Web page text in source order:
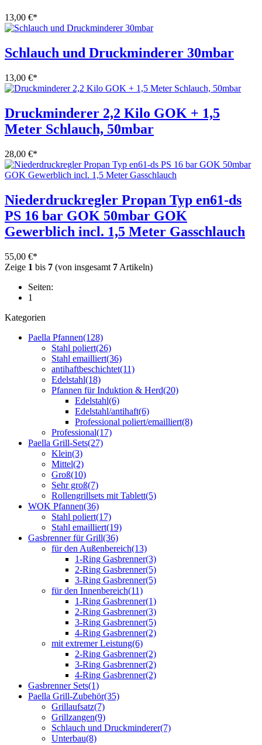
13,00 €*
Schlauch und Druckminderer 30mbar
13,00 €*
Druckminderer 2,2 Kilo GOK + 1,5
Meter Schlauch, 50mbar
28,00 €*
Niederdruckregler Propan Typ en61-ds
PS 16 bar GOK 50mbar GOK
Gewerblich incl. 1,5 Meter Gasschlauch
55,00 €*
Zeige 1 bis 7 (von insgesamt 7 Artikeln)
Seiten:
1
Kategorien
Paella Pfannen(128)
Stahl poliert(26)
Stahl emailliert(36)
antihaftbeschichtet(11)
Edelstahl(18)
Pfannen für Induktion & Herd(20)
Edelstahl(6)
Edelstahl/antihaft(6)
Professional poliert/emailliert(8)
Professional(17)
Paella Grill-Sets(27)
Klein(3)
Mittel(2)
Groß(10)
Sehr groß(7)
Rollengrillsets mit Tablett(5)
WOK Pfannen(36)
Stahl poliert(17)
Stahl emailliert(19)
Gasbrenner für Grill(36)
für den Außenbereich(13)
1-Ring Gasbrenner(3)
2-Ring Gasbrenner(5)
3-Ring Gasbrenner(5)
für den Innenbereich(11)
1-Ring Gasbrenner(1)
2-Ring Gasbrenner(3)
3-Ring Gasbrenner(5)
4-Ring Gasbrenner(2)
mit extremer Leistung(6)
2-Ring Gasbrenner(2)
3-Ring Gasbrenner(2)
4-Ring Gasbrenner(2)
Gasbrenner Sets(1)
Paella Grill-Zubehör(35)
Grillaufsatz(7)
Grillzangen(9)
Schlauch und Druckminderer(7)
Unterbau(8)